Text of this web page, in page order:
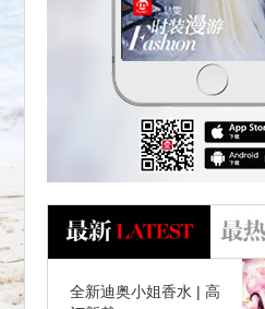
全新迪奥小姐香水 | 高